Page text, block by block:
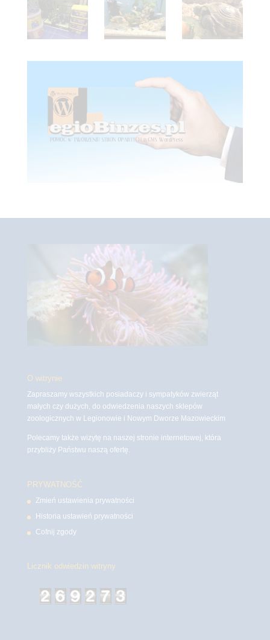
O witrynie
Zapraszamy wszystkich posiadaczy i sympatyków zwierząt
małych czy dużych, do odwiedzenia naszych sklepów
zoologicznych w Legionowie i Nowym Dworze Mazowieckim
Polecamy także wizytę na naszej stronie internetowej, która
przybliży Państwu naszą ofertę.
PRYWATNOŚĆ
Zmień ustawienia prywatności
Historia ustawień prywatności
Cofnij zgody
Licznik odwiedzin witryny